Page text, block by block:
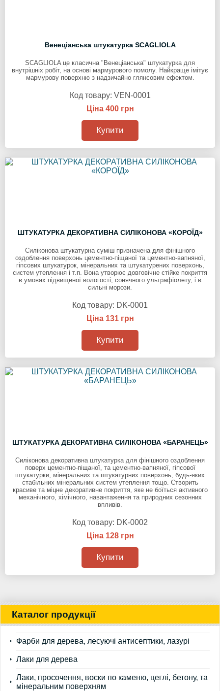
Каталог продукції
Фарби для дерева, лесуючі антисептики, лазурі
Лаки для дерева
Лаки, просочення, воски по каменю, цеглі, бетону, та
мінеральним поверхням
Венеціанська штукатурка SCAGLIOLA
SCAGLIOLA це класична "Венеціанська" штукатурка для
внутрішніх робіт, на основі мармурового помолу. Найкраще імітує
мармурову поверхню з надзичайно глянсовим ефектом.
Код товару: VEN-0001
Ціна 400 грн
Купити
ШТУКАТУРКА ДЕКОРАТИВНА СИЛІКОНОВА «КОРОЇД»
Силіконова штукатурна суміш призначена для фінішного
оздоблення поверхонь цементно-піщаної та цементно-вапняної,
гіпсових штукатурок, мінеральних та штукатурених поверхонь,
систем утеплення і т.п. Вона утворює довговічне стійке покриття
в умовах підвищеної вологості, сонячного ультрафіолету, і в
сильні морози.
Код товару: DK-0001
Ціна 131 грн
Купити
ШТУКАТУРКА ДЕКОРАТИВНА СИЛІКОНОВА «БАРАНЕЦЬ»
Силіконова декоративна штукатурка для фінішного оздоблення
поверх цементно-піщаної, та цементно-вапняної, гіпсової
штукатурки, мінеральних та штукатурних поверхонь, будь-яких
стабільних мінеральних систем утеплення тощо. Створить
красиве та міцне декоративне покриття, яке не боїться активного
механічного, хімічного, навантаження та природних сезонних
впливів.
Код товару: DK-0002
Ціна 128 грн
Купити